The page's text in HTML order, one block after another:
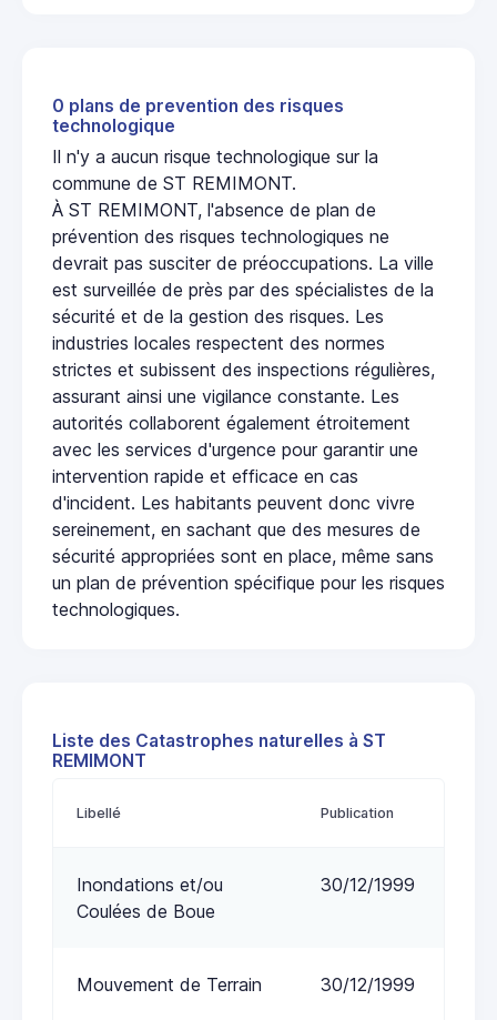
0 plans de prevention des risques
technologique
Il n'y a aucun risque technologique sur la
commune de ST REMIMONT.
À ST REMIMONT, l'absence de plan de
prévention des risques technologiques ne
devrait pas susciter de préoccupations. La ville
est surveillée de près par des spécialistes de la
sécurité et de la gestion des risques. Les
industries locales respectent des normes
strictes et subissent des inspections régulières,
assurant ainsi une vigilance constante. Les
autorités collaborent également étroitement
avec les services d'urgence pour garantir une
intervention rapide et efficace en cas
d'incident. Les habitants peuvent donc vivre
sereinement, en sachant que des mesures de
sécurité appropriées sont en place, même sans
un plan de prévention spécifique pour les risques
technologiques.
Liste des Catastrophes naturelles à ST
REMIMONT
Libellé Publication
Inondations et/ou
Coulées de Boue
30/12/1999
Mouvement de Terrain 30/12/1999